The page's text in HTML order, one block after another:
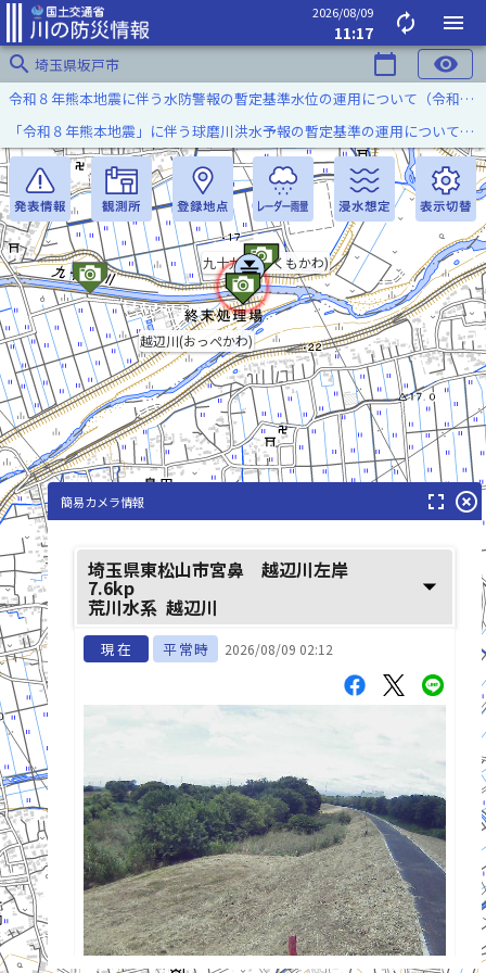
2026/08/09
11:17 autorenew
menu
search 埼玉県坂戸市 calendar_today visibility
九十九川(つくもかわ)
越辺川(おっぺかわ)
飯盛川(いいもりがわ)
令和８年熊本地震に伴う水防警報の暫定基準水位の運用について（令和８年８月７日）
「令和８年熊本地震」に伴う球磨川洪水予報の暫定基準の運用について（令和８年８月５日）
簡易カメラ情報 fullscreen highlight_off
埼玉県東松山市宮鼻 越辺川左岸
7.6kp
荒川水系 越辺川
arrow_drop_down
現在 平常時 2026/08/09 02:12